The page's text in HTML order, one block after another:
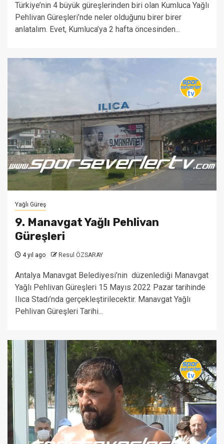
Türkiye’nin 4 büyük güreşlerinden biri olan Kumluca Yağlı
Pehlivan Güreşleri’nde neler olduğunu birer birer
anlatalım. Evet, Kumluca’ya 2 hafta öncesinden...
Yağlı Güreş
9. Manavgat Yağlı Pehlivan
Güreşleri
4 yıl ago Resul ÖZSARAY
Antalya Manavgat Belediyesi’nin düzenlediği Manavgat
Yağlı Pehlivan Güreşleri 15 Mayıs 2022 Pazar tarihinde
Ilıca Stadı’nda gerçekleştirilecektir. Manavgat Yağlı
Pehlivan Güreşleri Tarihi...